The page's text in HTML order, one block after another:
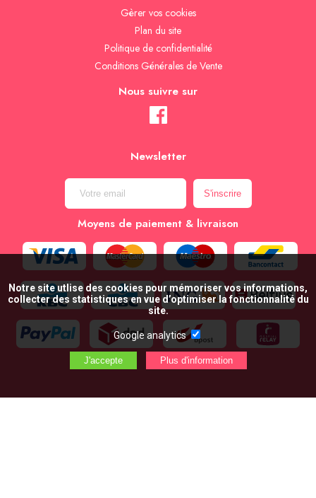
Gèrer vos cookies
Plan du site
Politique de confidentialité
Conditions Générales de Vente
Nous suivre sur
Newsletter
Moyens de paiement & livraison
Notre site utlise des cookies pour mémoriser vos informations,
collecter des statistiques en vue d’optimiser la fonctionnalité du
site.
Google analytics